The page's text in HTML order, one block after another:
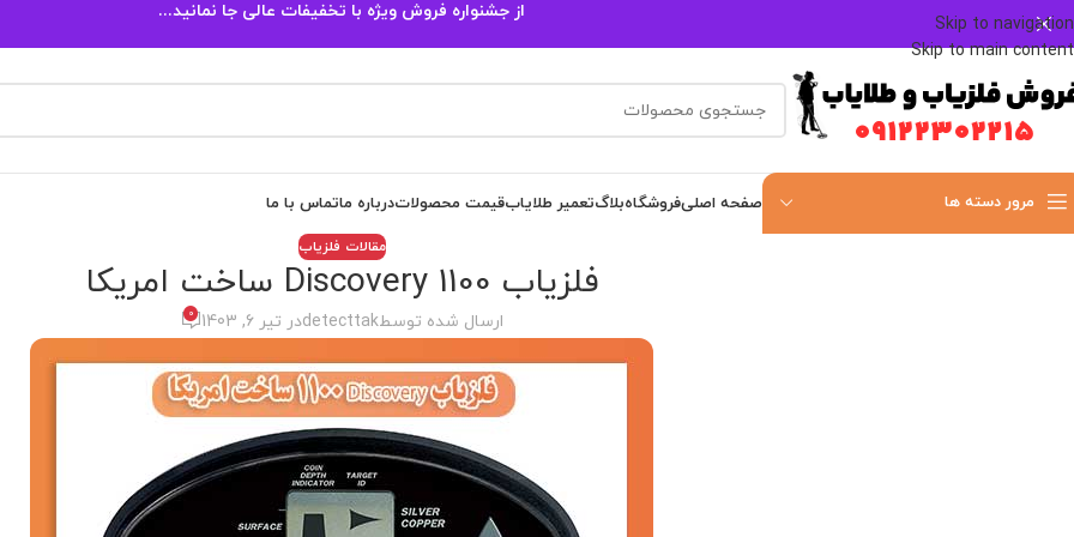
Skip to navigation
Skip to main content
از جشنواره فروش ویژه با تخفیفات عالی جا نمانید...
مرور دسته ها صفحه اصلیفروشگاهبلاگتعمیر طلایابقیمت محصولاتدرباره ماتماس با ما
مقالات فلزیاب
فلزیاب Discovery 1100 ساخت امریکا
ارسال شده توسطdetecttakدر تیر 6, 1403 0